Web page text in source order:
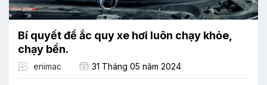
Bí quyết để ắc quy xe hơi luôn chạy khỏe,
chạy bền.
enimac 31 Tháng 05 năm 2024